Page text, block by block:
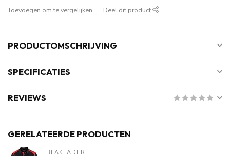
Toevoegen om te vergelijken Deel dit product
PRODUCTOMSCHRIJVING
SPECIFICATIES
REVIEWS
GERELATEERDE PRODUCTEN
BLAKLADER